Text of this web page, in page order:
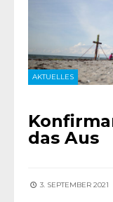
AKTUELLES
das Aus
3. SEPTEMBER 2021